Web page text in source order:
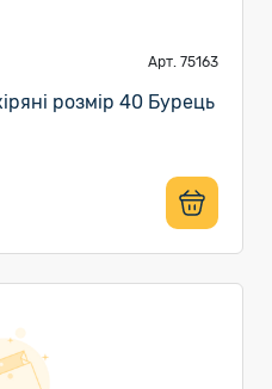
Арт. 75163
розмір 40 Бурець